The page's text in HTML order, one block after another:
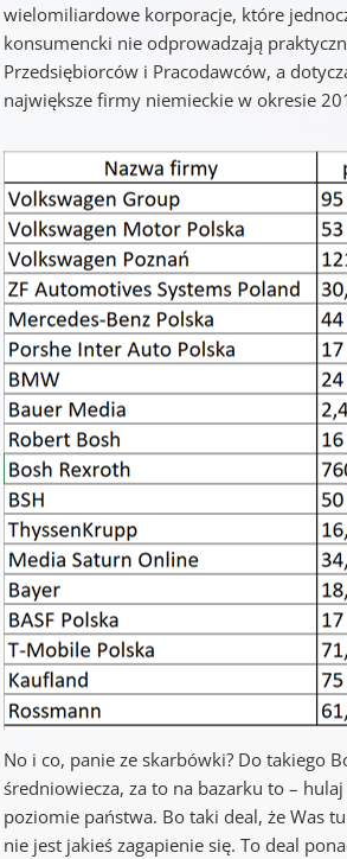
wielomiliardowe korporacje, które
konsumencki nie odprowadzają
Przedsiębiorców i Pracodawców, a
największe firmy niemieckie w okresie
No i co, panie ze skarbówki? Do takiego
średniowiecza, za to na bazarku to –
poziomie państwa. Bo taki deal, że Was
nie jest jakieś zagapienie się. To deal